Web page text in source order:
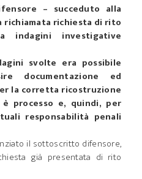
– succeduto alla
richiamata richiesta di rito
indagini investigative
svolte era possibile
documentazione ed
la corretta ricostruzione
processo e, quindi, per
responsabilità penali
il sottoscritto difensore,
già presentata di rito